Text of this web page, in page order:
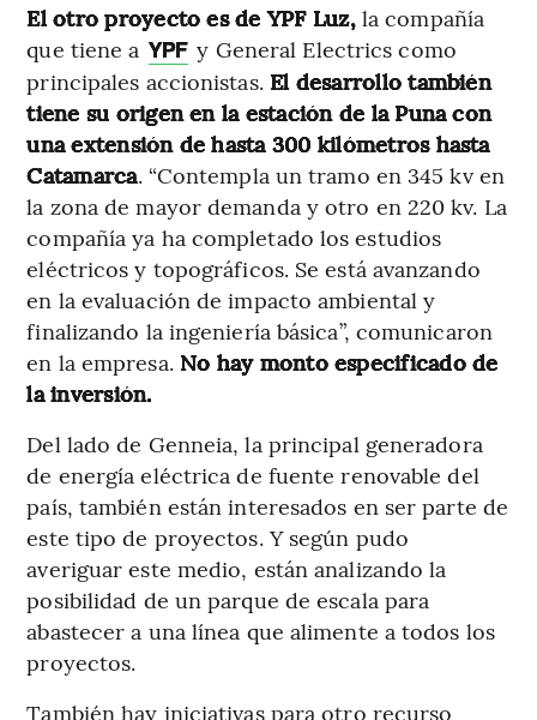
El otro proyecto es de YPF Luz,la compañía
que tiene a YPF y General Electrics como
principales accionistas. El desarrollo también
tiene su origen en la estación de la Puna con
una extensión de hasta 300 kilómetros hasta
Catamarca. “Contempla un tramo en 345 kv en
la zona de mayor demanda y otro en 220 kv. La
compañía ya ha completado los estudios
eléctricos y topográficos. Se está avanzando
en la evaluación de impacto ambiental y
finalizando la ingeniería básica”, comunicaron
en la empresa. No hay monto especificado de
la inversión.
Del lado de Genneia, la principal generadora
de energía eléctrica de fuente renovable del
país, también están interesados en ser parte de
este tipo de proyectos. Y según pudo
averiguar este medio, están analizando la
posibilidad de un parque de escala para
abastecer a una línea que alimente a todos los
proyectos.
También hay iniciativas para otro recurso